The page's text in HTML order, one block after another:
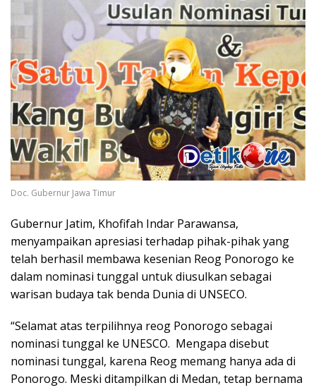
Doc. Gubernur Jawa Timur
Gubernur Jatim, Khofifah Indar Parawansa,
menyampaikan apresiasi terhadap pihak-pihak yang
telah berhasil membawa kesenian Reog Ponorogo ke
dalam nominasi tunggal untuk diusulkan sebagai
warisan budaya tak benda Dunia di UNSECO.
“Selamat atas terpilihnya reog Ponorogo sebagai
nominasi tunggal ke UNESCO. Mengapa disebut
nominasi tunggal, karena Reog memang hanya ada di
Ponorogo. Meski ditampilkan di Medan, tetap bernama